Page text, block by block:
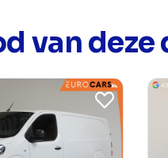
van deze